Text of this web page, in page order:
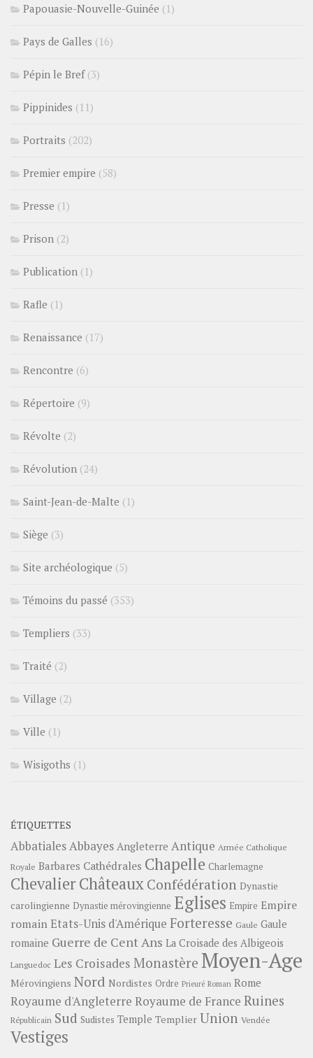
Papouasie-Nouvelle-Guinée (1)
Pays de Galles (16)
Pépin le Bref(3)
Pippinides (11)
Portraits (202)
Premier empire (58)
Presse (1)
Prison (2)
Publication (1)
Rafle (1)
Renaissance (17)
Rencontre (6)
Répertoire (9)
Révolte (2)
Révolution (24)
Saint-Jean-de-Malte (1)
Siège (3)
Site archéologique (5)
Témoins du passé (353)
Templiers (33)
Traité (2)
Village (2)
Ville (1)
Wisigoths (1)
ÉTIQUETTES
Abbatiales Abbayes Angleterre Antique Armée Catholique
Royale Barbares Cathédrales Chapelle Charlemagne
ChevalierChâteauxConfédération Dynastie
carolingienne Dynastie mérovingienne Eglises Empire Empire
romainEtats-Unis d'Amérique Forteresse Gaule Gaule
romaine Guerre de Cent Ans La Croisade des Albigeois
Languedoc Les Croisades Monastère Moyen-Age
Mérovingiens Nord Nordistes Ordre Prieuré Roman Rome
Royaume d'Angleterre Royaume de France Ruines
Républicain Sud Sudistes Temple Templier Union Vendée
Vestiges